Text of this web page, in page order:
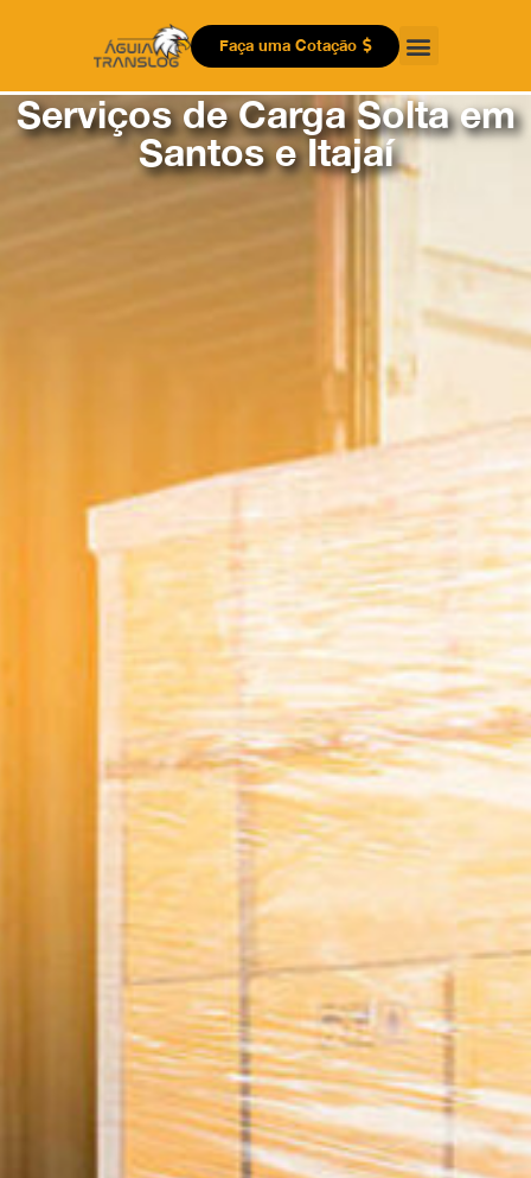
Faça uma Cotação
Serviços de Carga Solta em
Santos e Itajaí